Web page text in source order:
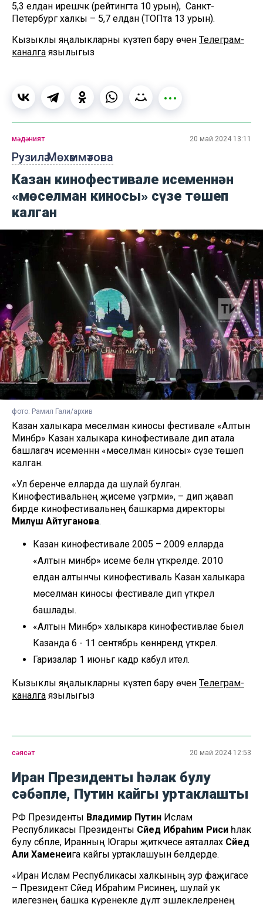
5,3 елдан ирешәчәк (рейтингта 10 урын), ә Санкт-
Петербург халкы – 5,7 елдан (ТОПта 13 урын).
Кызыклы яңалыкларны күзәтеп бару өчен Телеграм-
каналга язылыгыз
Рузилә Мөхәммәтова
мәдәният 20 май 2024 13:11
Казан кинофестивале исеменнән
«мөселман киносы» сүзе төшеп
калган
фото: Рамил Гали/архив
Казан халыкара мөселман киносы фестивале «Алтын
Минбәр» Казан халыкара кинофестивале дип атала
башлагач исеменнән «мөселман киносы» сүзе төшеп
калган.
«Ул беренче елларда да шулай булган.
Кинофестивальнең җисеме үзгәрми», – дип җавап
бирде кинофестивальнең башкарма директоры
Миләүшә Айтуганова.
Казан кинофестивале 2005 – 2009 елларда
«Алтын минбәр» исеме белән үткәрелде. 2010
елдан алтынчы кинофестиваль Казан халыкара
мөселман киносы фестивале дип үткәрелә
башлады.
«Алтын Минбәр» халыкара кинофестивлае быел
Казанда 6 - 11 сентябрь көннәрендә үткәрелә.
Гаризалар 1 июньгә кадәр кабул ителә.
Кызыклы яңалыкларны күзәтеп бару өчен Телеграм-
каналга язылыгыз
сәясәт 20 май 2024 12:53
Иран Президенты һәлак булу
сәбәпле, Путин кайгы уртаклашты
РФ Президенты Владимир Путин Ислам
Республикасы Президенты Сәйед Ибраһим Рәиси һәлак
булу сәбәпле, Иранның Югары җитәкчесе аяталлах Сәйед
Али Хаменеига кайгы уртаклашуын белдерде.
«Иран Ислам Республикасы халкының зур фаҗигасе
– Президент Сәйед Ибраһим Рәисинең, шулай ук
илегезнең башка күренекле дәүләт эшлеклеләренең